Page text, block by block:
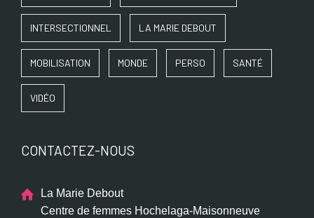
INTERSECTIONNEL LA MARIE DEBOUT
MOBILISATION MONDE PERSO SANTÉ
VIDÉO
CONTACTEZ-NOUS
La Marie Debout
Centre de femmes Hochelaga-Maisonneuve